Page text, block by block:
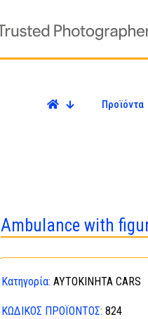
Προϊόντα
Ambulance with
Κατηγορία: ΑΥΤΟΚΙΝΗΤΑ CARS
ΚΩΔΙΚΌΣ ΠΡΟΪΌΝΤΟΣ: 824